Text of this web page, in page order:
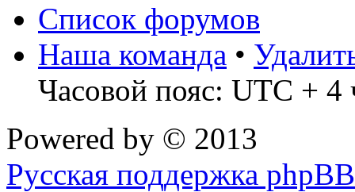
Список форумов
Наша команда •
Часовой пояс: UTC + 4
Powered by © 2013
Русская поддержка phpBB